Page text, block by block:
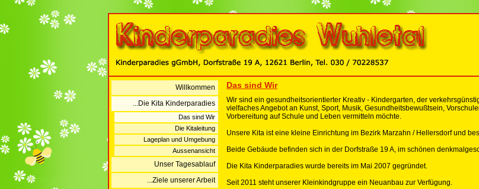
Willkommen
...Die Kita Kinderparadies
Das sind Wir
Die Kitaleitung
Lageplan und Umgebung
Aussenansicht
Unser Tagesablauf
...Ziele unserer Arbeit
Das sind Wir
Wir sind ein gesundheitsorientierter Kreativ - Kindergarten, der
vielfaches Angebot an Kunst, Sport, Musik, Gesundheitsbewußtsein,
Vorbereitung auf Schule und Leben vermitteln möchte.
Unsere Kita ist eine kleine Einrichtung im Bezirk Marzahn / Hellersdorf und
Beide Gebäude befinden sich in der Dorfstraße 19 A, im schönen
Die Kita Kinderparadies wurde bereits im Mai 2007 gegründet.
Seit 2011 steht unserer Kleinkindgruppe ein Neuanbau zur Verfügung.